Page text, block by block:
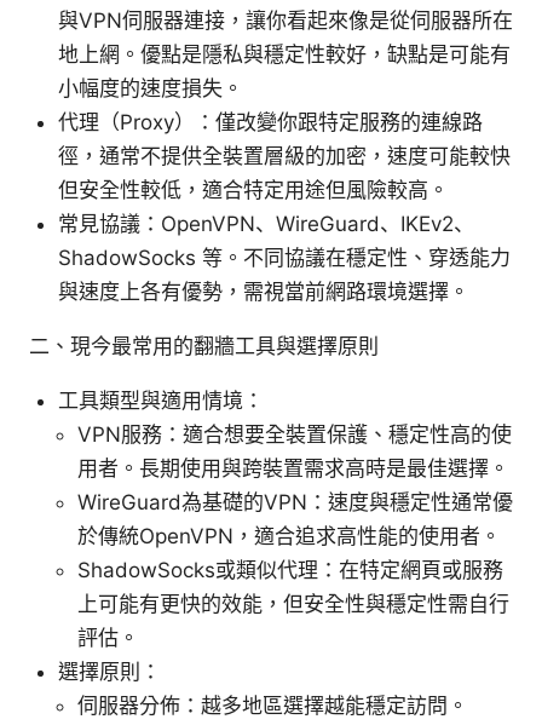
與VPN伺服器連接，讓你看起來像是從伺服器所在
地上網。優點是隱私與穩定性較好，缺點是可能有
小幅度的速度損失。
代理（Proxy）：僅改變你跟特定服務的連線路
徑，通常不提供全裝置層級的加密，速度可能較快
但安全性較低，適合特定用途但風險較高。
常見協議：OpenVPN、WireGuard、IKEv2、
ShadowSocks 等。不同協議在穩定性、穿透能力
與速度上各有優勢，需視當前網路環境選擇。
二、現今最常用的翻牆工具與選擇原則
工具類型與適用情境：
VPN服務：適合想要全裝置保護、穩定性高的使
用者。長期使用與跨裝置需求高時是最佳選擇。
WireGuard為基礎的VPN：速度與穩定性通常優
於傳統OpenVPN，適合追求高性能的使用者。
ShadowSocks或類似代理：在特定網頁或服務
上可能有更快的效能，但安全性與穩定性需自行
評估。
選擇原則：
伺服器分佈：越多地區選擇越能穩定訪問。